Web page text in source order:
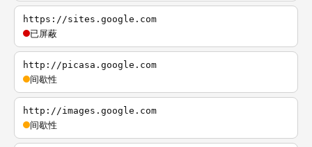
https://sites.google.com
已屏蔽
http://picasa.google.com
间歇性
http://images.google.com
间歇性